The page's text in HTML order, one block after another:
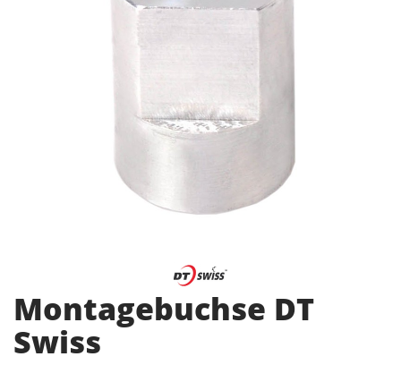
Montagebuchse DT
Swiss